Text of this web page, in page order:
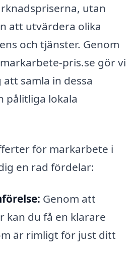
utan
att utvärdera olika
och tjänster. Genom
pris.se gör vi
samla in dessa
pålitliga lokala
för markarbete i
en rad fördelar:
Genom att
kan du få en klarare
är rimligt för just ditt